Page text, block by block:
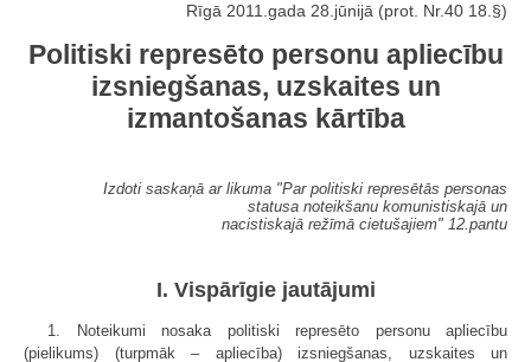
Rīgā 2011.gada 28.jūnijā (prot. Nr.40 18.§)
Politiski represēto personu apliecību
izsniegšanas, uzskaites un
izmantošanas kārtība
Izdoti saskaņā ar likuma "Par politiski represētās personas
statusa noteikšanu komunistiskajā un
nacistiskajā režīmā cietušajiem" 12.pantu
I. Vispārīgie jautājumi
1. Noteikumi nosaka politiski represēto personu apliecību
(pielikums) (turpmāk – apliecība) izsniegšanas, uzskaites un